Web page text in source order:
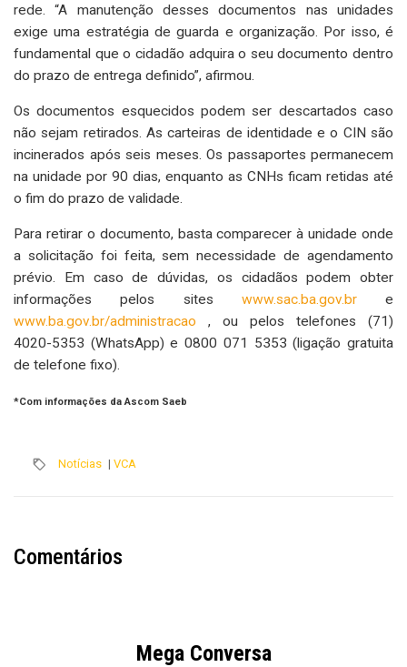
rede. “A manutenção desses documentos nas unidades
exige uma estratégia de guarda e organização. Por isso, é
fundamental que o cidadão adquira o seu documento dentro
do prazo de entrega definido”, afirmou.
Os documentos esquecidos podem ser descartados caso
não sejam retirados. As carteiras de identidade e o CIN são
incinerados após seis meses. Os passaportes permanecem
na unidade por 90 dias, enquanto as CNHs ficam retidas até
o fim do prazo de validade.
Para retirar o documento, basta comparecer à unidade onde
a solicitação foi feita, sem necessidade de agendamento
prévio. Em caso de dúvidas, os cidadãos podem obter
informações pelos sites www.sac.ba.gov.bre
www.ba.gov.br/administracao , ou pelos telefones (71)
4020-5353 (WhatsApp) e 0800 071 5353 (ligação gratuita
de telefone fixo).
*Com informações da Ascom Saeb
Notícias | VCA
Comentários
Mega Conversa